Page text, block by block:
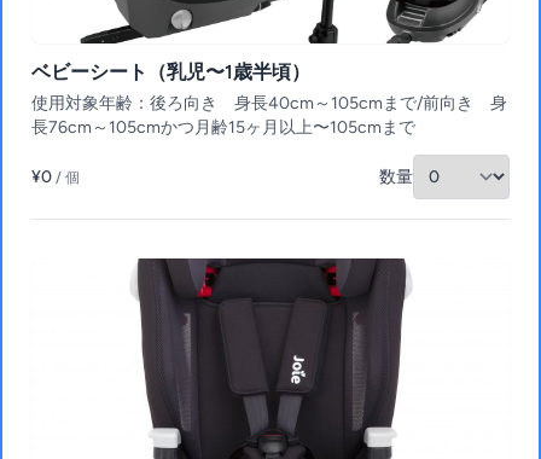
ベビーシート（乳児〜1歳半頃）
使用対象年齢：後ろ向き 身長40cm～105cmまで/前向き 身
長76cm～105cmかつ月齢15ヶ月以上〜105cmまで
¥0 / 個 数量